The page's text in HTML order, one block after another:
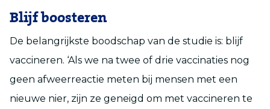
Blijf boosteren
De belangrijkste boodschap van de studie is: blijf
vaccineren. ‘Als we na twee of drie vaccinaties nog
geen afweerreactie meten bij mensen met een
nieuwe nier, zijn ze geneigd om met vaccineren te